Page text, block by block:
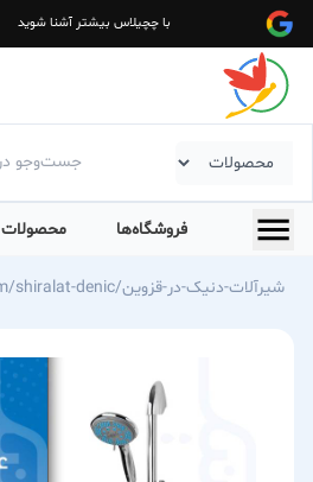
با چچیلاس بیشتر آشنا شوید
فروشگاه‌ها محصولات
https://chechilas.com/shiralat-denic/شیرآلات-دنیک-در-قزوین